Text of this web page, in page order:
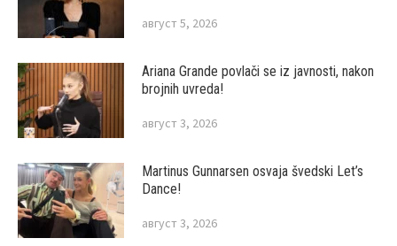
август 5, 2026
Ariana Grande povlači se iz javnosti, nakon
brojnih uvreda!
август 3, 2026
Martinus Gunnarsen osvaja švedski Let’s
Dance!
август 3, 2026